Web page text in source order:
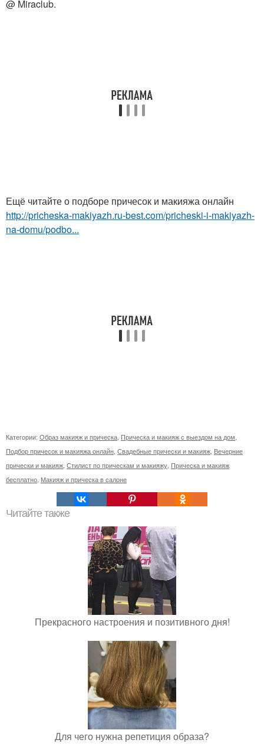
@ Miraclub.
Ещё читайте о подборе причесок и макияжа онлайн
http://pricheska-makiyazh.ru-best.com/pricheski-i-makiyazh-
na-domu/podbo...
Категории: Образ макияж и прическа, Прическа и макияж с выездом на дом,
Подбор причесок и макияжа онлайн, Свадебные прически и макияж, Вечерние
прически и макияж, Стилист по прическам и макияжу, Прическа и макияж
бесплатно, Макияж и прическа в салоне
Читайте также
Прекрасного настроения и позитивного дня!
Для чего нужна репетиция образа?